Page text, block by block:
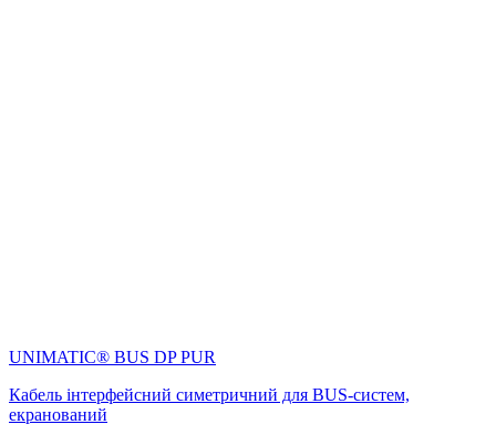
UNIMATIC® BUS DP PUR
Кабель інтерфейсний симетричний для BUS-систем,
екранований